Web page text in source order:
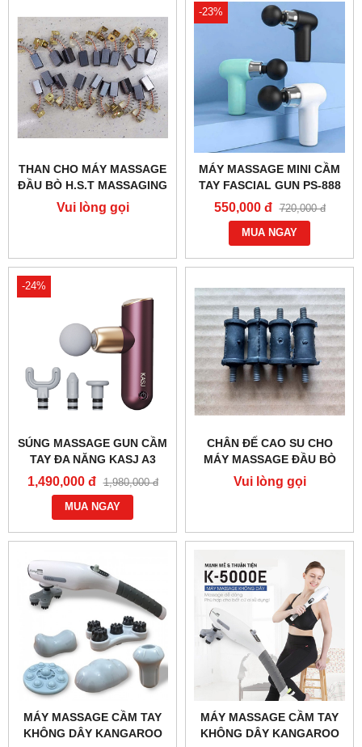
THAN CHO MÁY MASSAGE
ĐẦU BÒ H.S.T MASSAGING
SY-8
Vui lòng gọi
-23%
MÁY MASSAGE MINI CẦM
TAY FASCIAL GUN PS-888
550,000 đ 720,000 đ
MUA NGAY
-24%
SÚNG MASSAGE GUN CẦM
TAY ĐA NĂNG KASJ A3
1,490,000 đ 1,980,000 đ
MUA NGAY
CHÂN ĐẾ CAO SU CHO
MÁY MASSAGE ĐẦU BÒ
H.S.T MASSAGING SY-8
Vui lòng gọi
MÁY MASSAGE CẦM TAY
KHÔNG DÂY KANGAROO
MÁY MASSAGE CẦM TAY
KHÔNG DÂY KANGAROO